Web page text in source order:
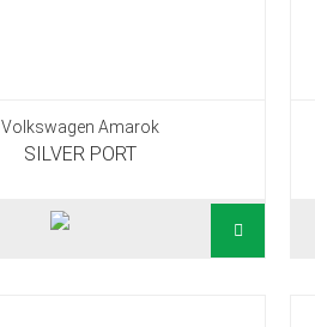
Volkswagen Amarok
SILVER PORT